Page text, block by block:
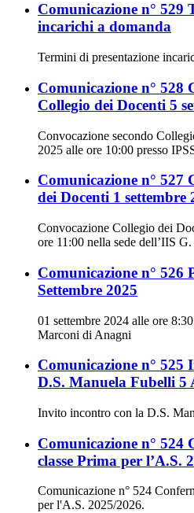
Comunicazione n° 529
incarichi a domanda
Termini di presentazione
Comunicazione n° 528
Collegio dei Docenti 5
Convocazione secondo
2025 alle ore 10:00 presso
Comunicazione n° 527
dei Docenti 1 settembre
Convocazione Collegio dei
ore 11:00 nella sede dell’IIS
Comunicazione n° 526
Settembre 2025
01 settembre 2024 alle ore
Marconi di Anagni
Comunicazione n°
D.S. Manuela Fubelli 5
Invito incontro con la D.S.
Comunicazione n° 524
classe Prima per l’A.S.
Comunicazione n° 524
per l'A.S. 2025/2026.